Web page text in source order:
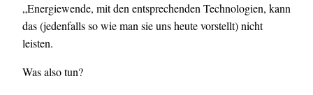
„Energiewende, mit den entsprechenden Technologien, kann
das (jedenfalls so wie man sie uns heute vorstellt) nicht
leisten.
Was also tun?